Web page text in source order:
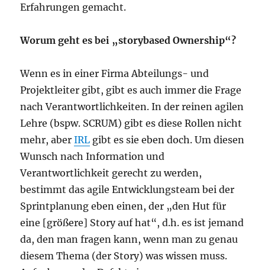
Erfahrungen gemacht.
Worum geht es bei „storybased Ownership“?
Wenn es in einer Firma Abteilungs- und
Projektleiter gibt, gibt es auch immer die Frage
nach Verantwortlichkeiten. In der reinen agilen
Lehre (bspw. SCRUM) gibt es diese Rollen nicht
mehr, aberIRL gibt es sie eben doch. Um diesen
Wunsch nach Information und
Verantwortlichkeit gerecht zu werden,
bestimmt das agile Entwicklungsteam bei der
Sprintplanung eben einen, der „den Hut für
eine [größere] Story auf hat“, d.h. es ist jemand
da, den man fragen kann, wenn man zu genau
diesem Thema (der Story) was wissen muss.